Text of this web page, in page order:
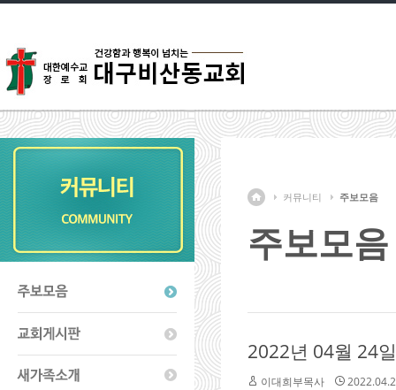
커뮤니티 주보모음
주보모음
2022년 04월 24
이대희부목사